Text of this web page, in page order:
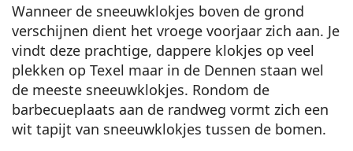
Wanneer de sneeuwklokjes boven de grond
verschijnen dient het vroege voorjaar zich aan. Je
vindt deze prachtige, dappere klokjes op veel
plekken op Texel maar in de Dennen staan wel
de meeste sneeuwklokjes. Rondom de
barbecueplaats aan de randweg vormt zich een
wit tapijt van sneeuwklokjes tussen de bomen.